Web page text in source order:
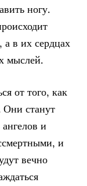
ногу.
а в их сердцах
мыслей.
от того, как
Они станут
и
и
вечно